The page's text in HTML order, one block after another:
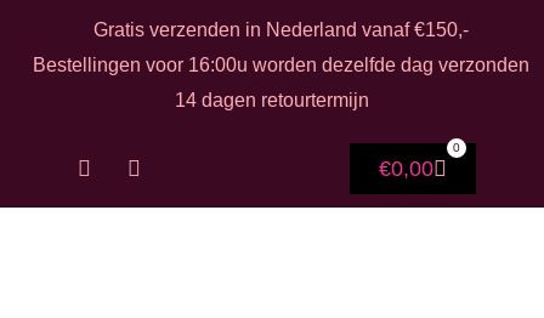
Ga naar de inhoud
Gratis verzenden in Nederland vanaf €150,-
Bestellingen voor 16:00u worden dezelfde dag verzonden
14 dagen retourtermijn
F
a
I
n
€0,00
0